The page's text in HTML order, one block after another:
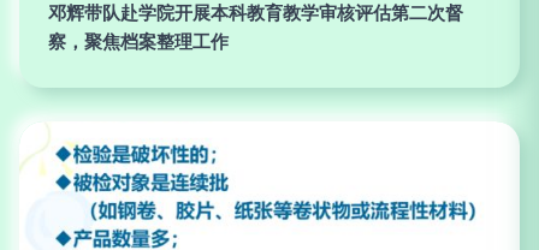
邓辉带队赴学院开展本科教育教学审核评估第二次督
察，聚焦档案整理工作